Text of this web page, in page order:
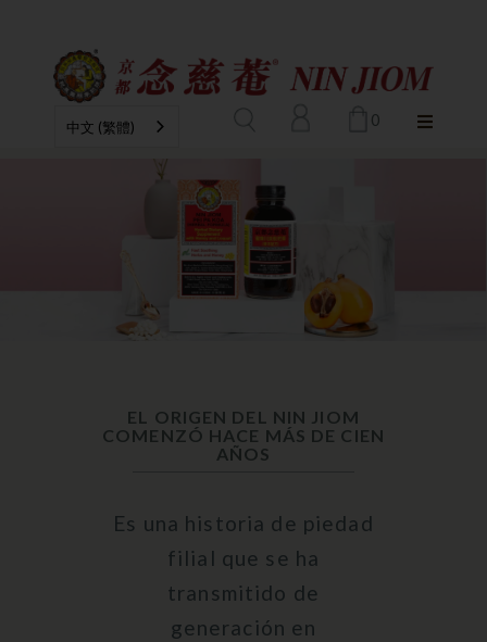
中文 (繁體) 0
EL ORIGEN DEL NIN JIOM
COMENZÓ HACE MÁS DE CIEN
AÑOS
Es una historia de piedad
filial que se ha
transmitido de
generación en